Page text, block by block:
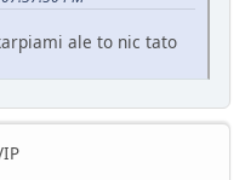
ale to nic tato